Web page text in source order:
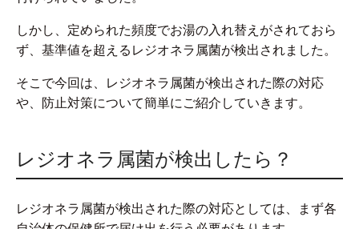
しかし、定められた頻度でお湯の入れ替えがされておら
ず、基準値を超えるレジオネラ属菌が検出されました。
そこで今回は、レジオネラ属菌が検出された際の対応
や、防止対策について簡単にご紹介していきます。
レジオネラ属菌が検出したら？
レジオネラ属菌が検出された際の対応としては、まず各